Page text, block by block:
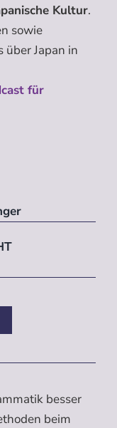
Kultur.
sowie
über Japan in
für
besser
beim